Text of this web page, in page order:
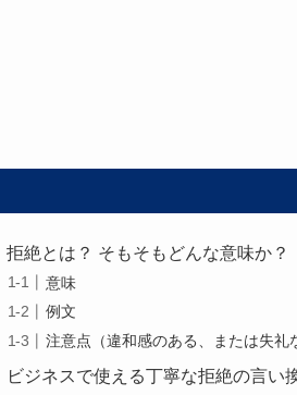
拒絶とは？ そもそもどんな意味か？
意味
例文
注意点（違和感のある、または失礼
ビジネスで使える丁寧な拒絶の言い